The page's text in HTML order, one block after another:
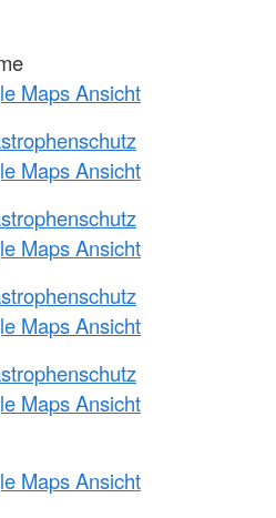
Maps Ansicht
Maps Ansicht
Maps Ansicht
Maps Ansicht
Maps Ansicht
Maps Ansicht